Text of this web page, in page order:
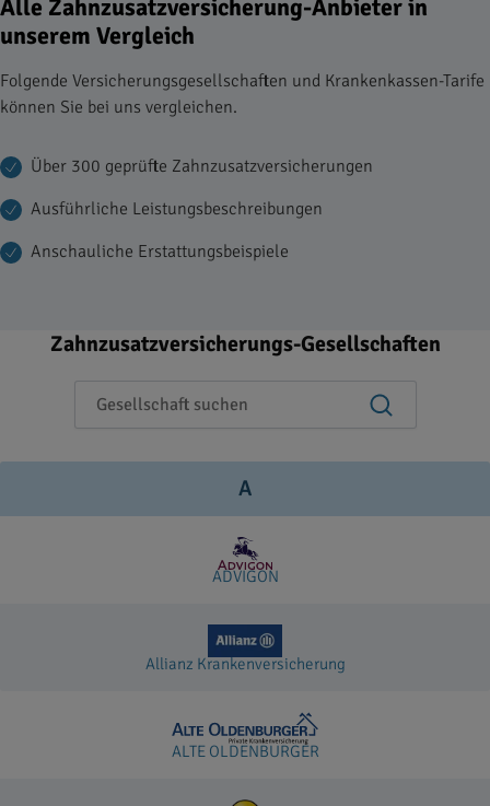
Alle Zahnzusatzversicherung-Anbieter in
unserem Vergleich
Folgende Versicherungsgesellschaften und Krankenkassen-Tarife
können Sie bei uns vergleichen.
Über 300 geprüfte Zahnzusatzversicherungen
Ausführliche Leistungsbeschreibungen
Anschauliche Erstattungsbeispiele
Zahnzusatzversicherungs-Gesellschaften
A
ADVIGON
Allianz Krankenversicherung
ALTE OLDENBURGER